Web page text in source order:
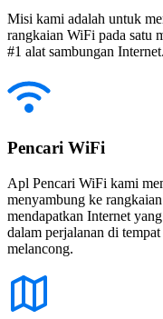
Misi kami adalah untuk
rangkaian WiFi pada satu
#1 alat sambungan Internet.
Pencari WiFi
Apl Pencari WiFi kami
menyambung ke
mendapatkan Internet
dalam perjalanan di
melancong.